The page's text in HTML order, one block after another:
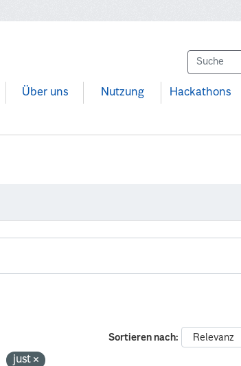
Über uns Nutzung Hackathons
Sortieren nach
just